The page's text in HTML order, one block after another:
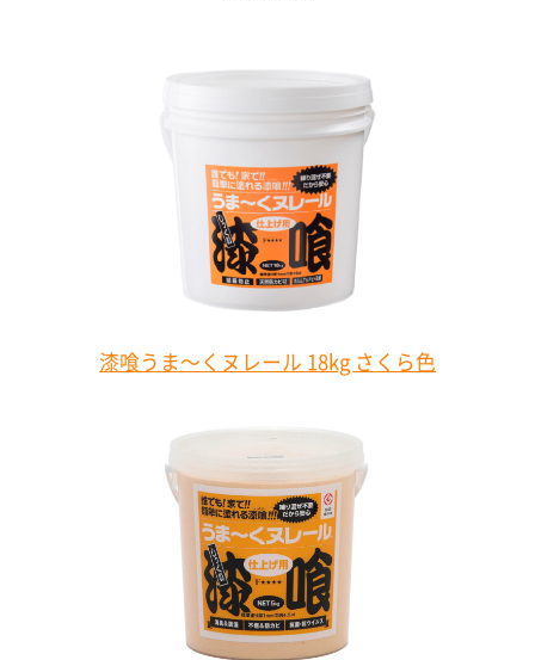
漆喰うま～くヌレール 18kg さくら色